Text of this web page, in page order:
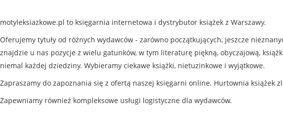
motyleksiazkowe.pl to księgarnia internetowa i dystrybutor książek z Warszawy.
Oferujemy tytuły od różnych wydawców - zarówno początkujących, jeszcze
znajdzie u nas pozycje z wielu gatunków, w tym literaturę piękną, obyczajową,
niemal każdej dziedziny. Wybieramy ciekawe książki, nietuzinkowe i wyjątkowe.
Zapraszamy do zapoznania się z ofertą naszej księgarni online. Hurtownia
Zapewniamy również kompleksowe usługi logistyczne dla wydawców.